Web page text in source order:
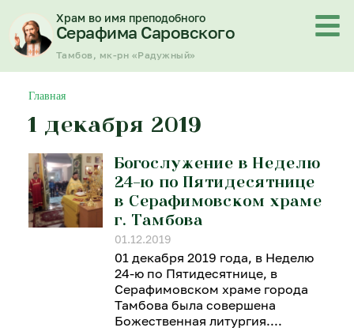
содержимому
Храм во имя преподобного
Серафима Саровского
Тамбов, мк-рн «Радужный»
Главная
1 декабря 2019
Богослужение в Неделю
24-ю по Пятидесятнице
в Серафимовском храме
г. Тамбова
01.12.2019
01 декабря 2019 года, в Неделю
24-ю по Пятидесятнице, в
Серафимовском храме города
Тамбова была совершена
Божественная литургия.